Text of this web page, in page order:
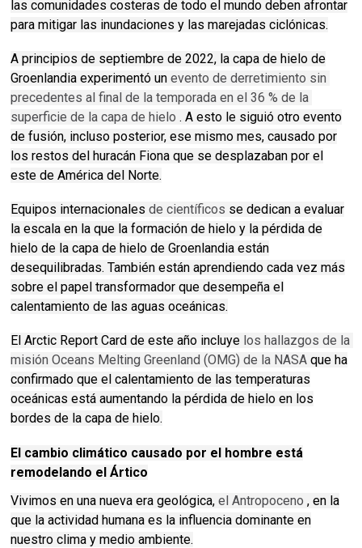
las comunidades costeras de todo el mundo deben afrontar
para mitigar las inundaciones y las marejadas ciclónicas.
A principios de septiembre de 2022, la capa de hielo de
Groenlandia experimentó unevento de derretimiento sin
precedentes al final de la temporada en el 36 % de la
superficie de la capa de hielo .A esto le siguió otro evento
de fusión, incluso posterior, ese mismo mes, causado por
los restos del huracán Fiona que se desplazaban por el
este de América del Norte.
Equipos internacionalesde científicos se dedican a evaluar
la escala en la que la formación de hielo y la pérdida de
hielo de la capa de hielo de Groenlandia están
desequilibradas.También están aprendiendo cada vez más
sobre el papel transformador que desempeña el
calentamiento de las aguas oceánicas.
El Arctic Report Card de este año incluye los hallazgos de la
misión Oceans Melting Greenland (OMG) de la NASA que ha
confirmado que el calentamiento de las temperaturas
oceánicas está aumentando la pérdida de hielo en los
bordes de la capa de hielo.
El cambio climático causado por el hombre está
remodelando el Ártico
Vivimos en una nueva era geológica,el Antropoceno , en la
que la actividad humana es la influencia dominante en
nuestro clima y medio ambiente.